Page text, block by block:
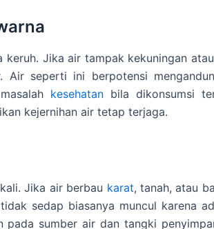
Jika air tampak kekuningan
Air seperti ini berpotensi
kesehatan bila dikonsumsi
kejernihan air tetap terjaga.
Jika air berbau karat, tanah, atau
sedap biasanya muncul karena
pada sumber air dan tangki